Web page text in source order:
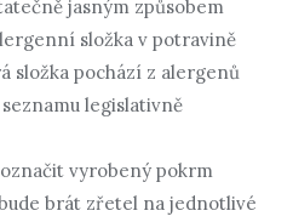
jasným způsobem
složka v potravině
složka pochází z alergenů
legislativně
vyrobený pokrm
brát zřetel na jednotlivé